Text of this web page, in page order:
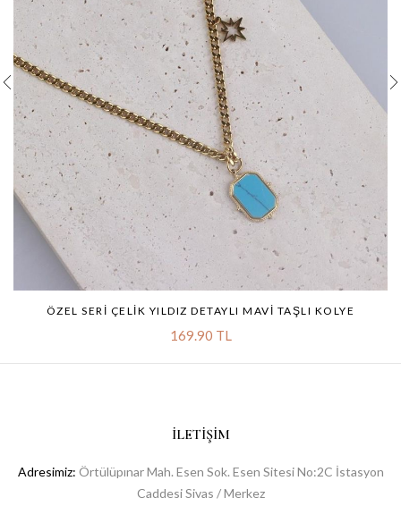
ÖZEL SERI ÇELIK YILDIZ DETAYLI MAVI TAŞLI KOLYE
169.90 TL
İLETIŞIM
Adresimiz: Örtülüpınar Mah. Esen Sok. Esen Sitesi No:2C İstasyon
Caddesi Sivas / Merkez